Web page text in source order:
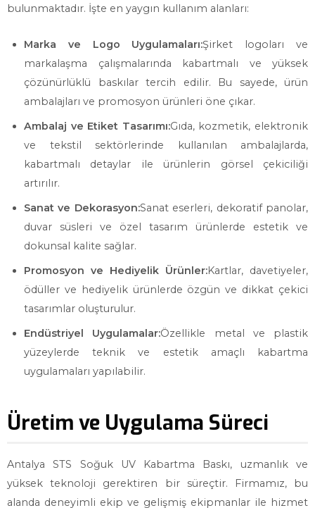
bulunmaktadır. İşte en yaygın kullanım alanları:
Marka ve Logo Uygulamaları:Şirket logoları ve
markalaşma çalışmalarında kabartmalı ve yüksek
çözünürlüklü baskılar tercih edilir. Bu sayede, ürün
ambalajları ve promosyon ürünleri öne çıkar.
Ambalaj ve Etiket Tasarımı:Gıda, kozmetik, elektronik
ve tekstil sektörlerinde kullanılan ambalajlarda,
kabartmalı detaylar ile ürünlerin görsel çekiciliği
artırılır.
Sanat ve Dekorasyon:Sanat eserleri, dekoratif panolar,
duvar süsleri ve özel tasarım ürünlerde estetik ve
dokunsal kalite sağlar.
Promosyon ve Hediyelik Ürünler:Kartlar, davetiyeler,
ödüller ve hediyelik ürünlerde özgün ve dikkat çekici
tasarımlar oluşturulur.
Endüstriyel Uygulamalar:Özellikle metal ve plastik
yüzeylerde teknik ve estetik amaçlı kabartma
uygulamaları yapılabilir.
Üretim ve Uygulama Süreci
Antalya STS Soğuk UV Kabartma Baskı, uzmanlık ve
yüksek teknoloji gerektiren bir süreçtir. Firmamız, bu
alanda deneyimli ekip ve gelişmiş ekipmanlar ile hizmet